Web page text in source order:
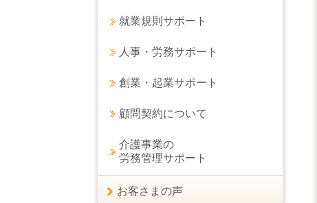
就業規則サポート
人事・労務サポート
創業・起業サポート
顧問契約について
介護事業の
労務管理サポート
お客さまの声